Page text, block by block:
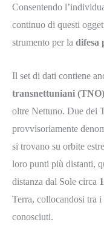
Consentendo
continuo di questi
strumento per la difesa
Il set di dati contiene
transnettuniani (TNO)
oltre Nettuno. Due dei
provvisoriamente
si trovano su orbite
loro punti più distanti,
distanza dal Sole circa
Terra, collocandosi tra i
conosciuti.